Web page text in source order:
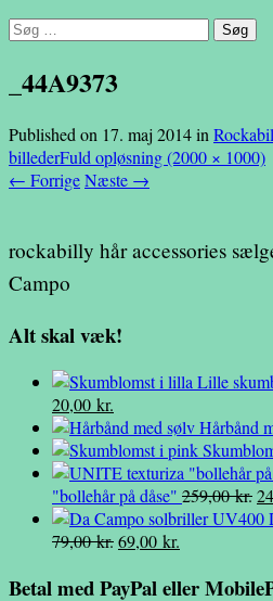
Søg
_44A9373
Published on 17. maj 2014in
billederFuld opløsning (2000 × 1000)
← ForrigeNæste →
rockabilly hår accessories
Campo
Alt skal væk!
Lille
Den
oprindelige
pris
var:
39,00 kr..
20,00 kr.
aktuelle
pris
er:
20,00 kr..
Hårbånd
"bollehår på dåse" 259,00kr.
79,00kr.Den
pris
69,00 kr.
pris
Betal med PayPal eller